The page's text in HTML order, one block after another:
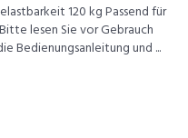
120 kg Passend für
lesen Sie vor Gebrauch
Bedienungsanleitung und ...